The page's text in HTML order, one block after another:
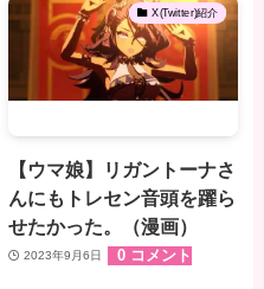
X(Twitter)紹介
【ウマ娘】リガントーナさ
んにもトレセン音頭を躍ら
せたかった。（漫画）
2023年9月6日 0 コメント